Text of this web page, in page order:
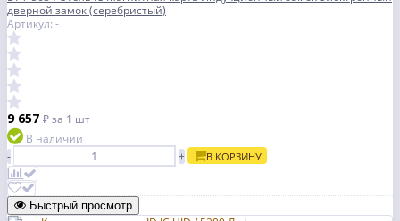
дверной замок (серебристый)
Артикул: -
9 657 ₽за 1 шт
В наличии
-
+ В КОРЗИНУ
Быстрый просмотр